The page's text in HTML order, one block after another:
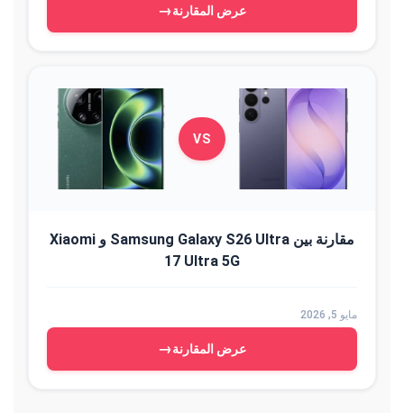
عرض المقارنة→
VS
مقارنة بين Samsung Galaxy S26 Ultra و Xiaomi
17 Ultra 5G
مايو 5, 2026
عرض المقارنة→